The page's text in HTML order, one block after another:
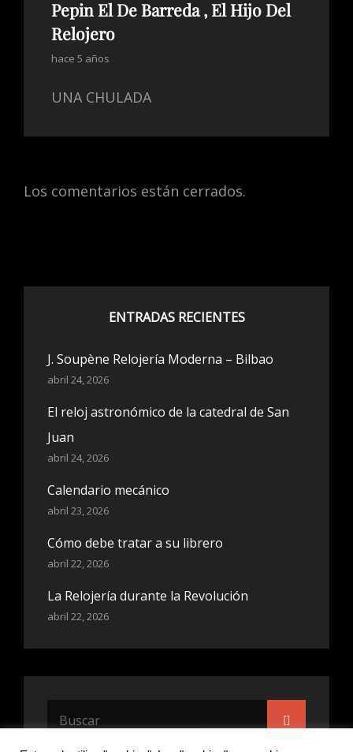
Pepin El De Barreda , El Hijo Del
Relojero
hace 5 años
UNA CHULADA
Los comentarios están cerrados.
ENTRADAS RECIENTES
J. Soupène Relojería Moderna – Bilbao
abril 24, 2026
El reloj astronómico de la catedral de San
Juan
abril 24, 2026
Calendario mecánico
abril 23, 2026
Cómo debe tratar a su librero
abril 22, 2026
La Relojería durante la Revolución
abril 22, 2026